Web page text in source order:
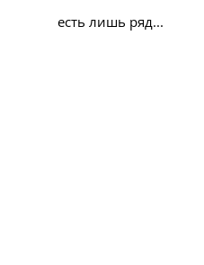
есть лишь ряд...